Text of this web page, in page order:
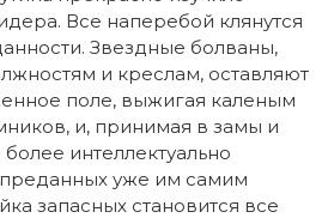
Все наперебой клянутся
Звездные болваны,
и креслам, оставляют
поле, выжигая каленым
и, принимая в замы и
интеллектуально
уже им самим
запасных становится все